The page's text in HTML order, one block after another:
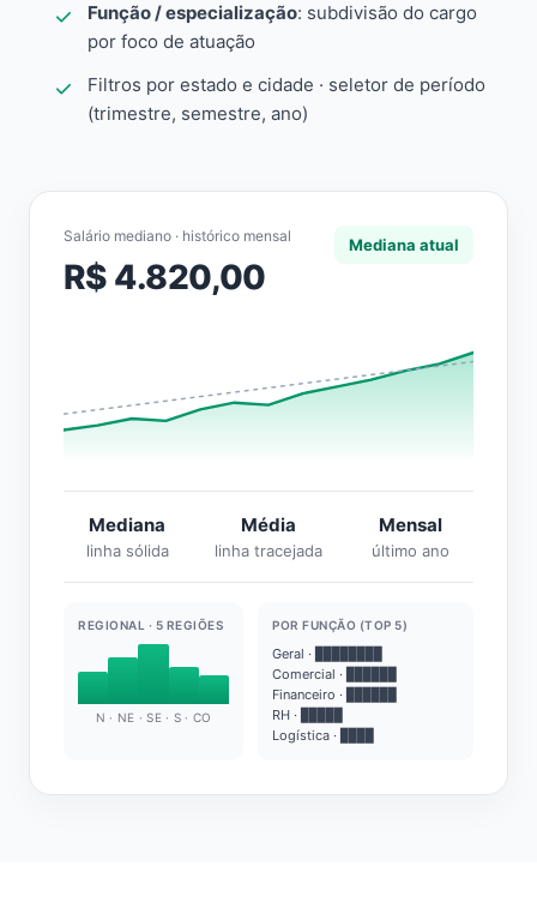
Função / especialização: subdivisão do cargo
por foco de atuação
Filtros por estado e cidade · seletor de período
(trimestre, semestre, ano)
Salário mediano · histórico mensal
R$ 4.820,00
Mediana atual
Mediana
linha sólida
Média
linha tracejada
Mensal
último ano
REGIONAL · 5 REGIÕES
N · NE · SE · S · CO
POR FUNÇÃO (TOP 5)
Geral · ████████
Comercial · ██████
Financeiro · ██████
RH · █████
Logística · ████